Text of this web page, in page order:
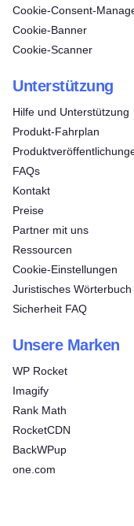
Cookie-Consent-
Cookie-Banner
Cookie-Scanner
Unterstützung
Hilfe und Unterstützung
Produkt-Fahrplan
FAQs
Kontakt
Preise
Partner mit uns
Ressourcen
Cookie-Einstellungen
Juristisches Wörterbuch
Sicherheit FAQ
Unsere Marken
WP Rocket
Imagify
Rank Math
RocketCDN
BackWPup
one.com